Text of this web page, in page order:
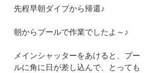
先程早朝ダイブから帰還♪
朝からプールで作業でしたよ～♪
メインシャッターをあけると、プー
ルに角に日が差し込んで、とっても